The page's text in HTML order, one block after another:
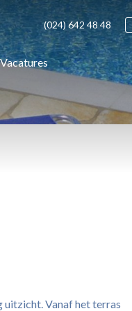
(024) 642 4848
Vacatures
uitzicht. Vanaf het terras